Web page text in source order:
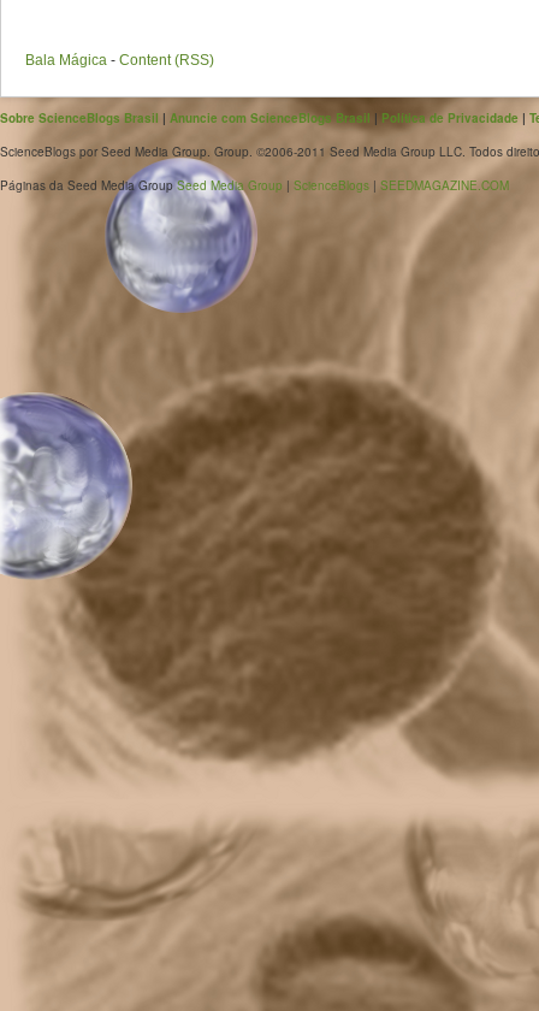
Bala Mágica - Content (RSS)
Sobre ScienceBlogs Brasil | Anuncie com ScienceBlogs Brasil | Política de Privacidade |
ScienceBlogs por Seed Media Group. Group. ©2006-2011 Seed Media Group LLC. Todos
Páginas da Seed Media GroupSeed Media Group | ScienceBlogs | SEEDMAGAZINE.COM